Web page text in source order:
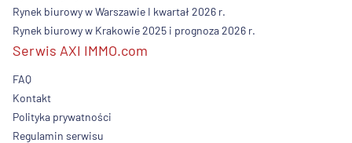
Rynek biurowy w Warszawie I kwartał 2026 r.
Rynek biurowy w Krakowie 2025 i prognoza 2026 r.
Serwis AXI IMMO.com
FAQ
Kontakt
Polityka prywatności
Regulamin serwisu